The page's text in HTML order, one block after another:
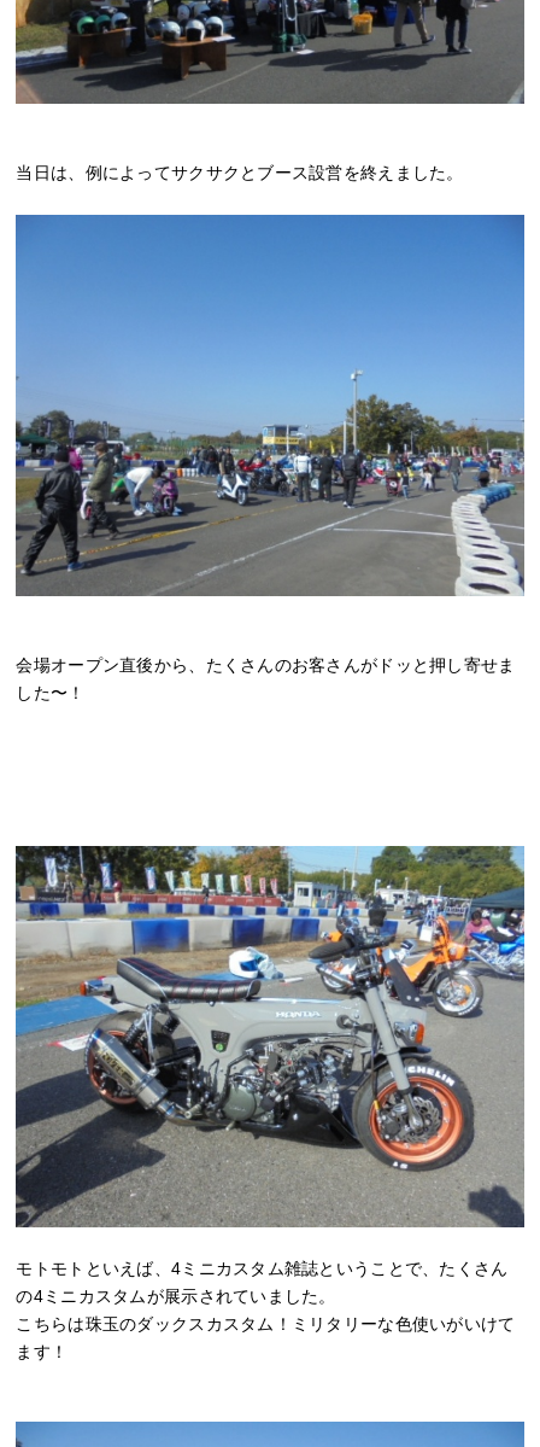
当日は、例によってサクサクとブース設営を終えました。
会場オープン直後から、たくさんのお客さんがドッと押し寄せま
した〜！
モトモトといえば、4ミニカスタム雑誌ということで、たくさん
の4ミニカスタムが展示されていました。
こちらは珠玉のダックスカスタム！ミリタリーな色使いがいけて
ます！